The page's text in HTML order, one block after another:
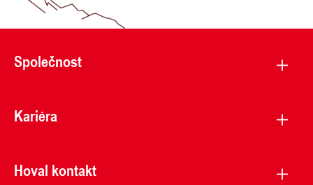
Společnost
Kariéra
Hoval kontakt